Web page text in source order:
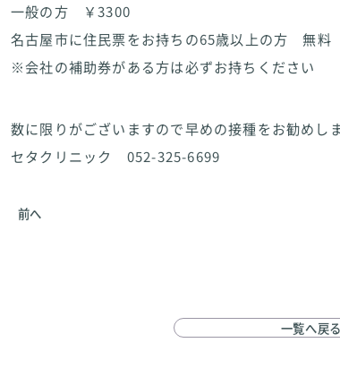
一般の方 ￥3300
名古屋市に住民票をお持ちの65歳以上の方 無料
※会社の補助券がある方は必ずお持ちください
数に限りがございますので早めの接種をお勧めし
セタクリニック 052-325-6699
前へ
一覧へ戻る